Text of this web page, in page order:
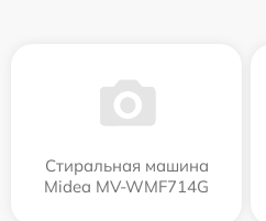
Стиральная машина
Midea MV-WMF714G